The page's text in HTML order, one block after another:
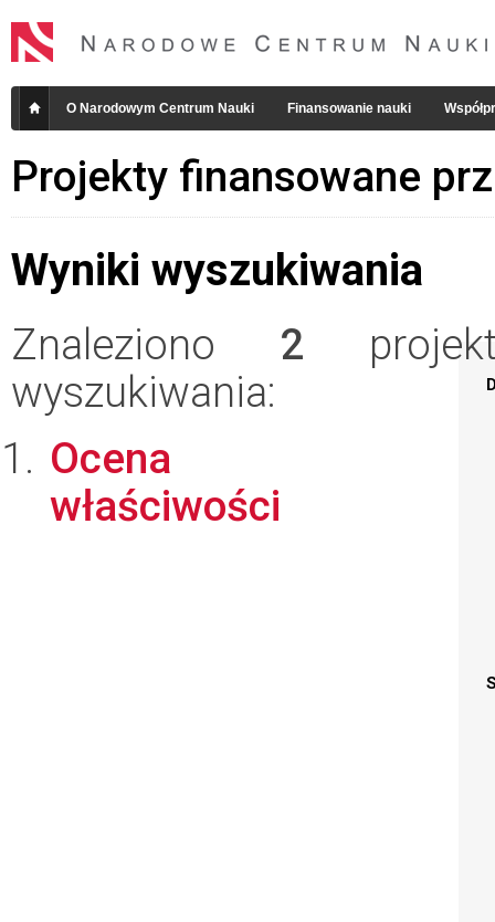
O Narodowym Centrum Nauki Finansowanie nauki
Projekty finansowane
Wyniki wyszukiwania
Znaleziono 2
wyszukiwania:
Ocena
właściwości